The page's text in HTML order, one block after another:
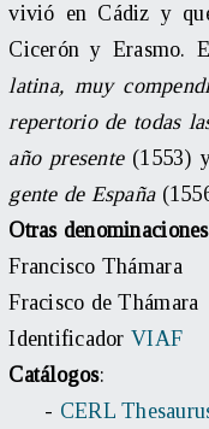
vivió en Cádiz y
Cicerón y Erasmo.
latina, muy
repertorio de todas
año presente (1553)
gente de España
Otras denominaciones
Francisco Thámara
Fracisco de Thámara
IdentificadorVIAF
Catálogos:
- CERL